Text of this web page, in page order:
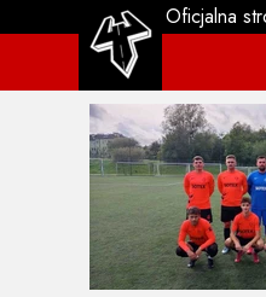
Oficjalna